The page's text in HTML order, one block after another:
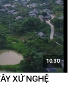
10:30
XỨ NGHỆ